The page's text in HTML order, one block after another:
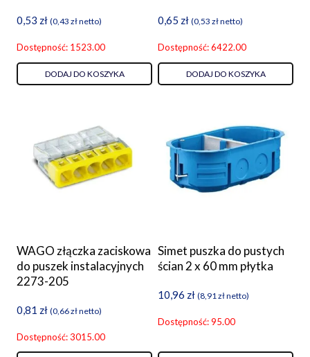
0,53 zł (0,43 złnetto)
Dostępność: 1523.00
DODAJ DO KOSZYKA
0,65 zł (0,53 złnetto)
Dostępność: 6422.00
DODAJ DO KOSZYKA
WAGO złączka zaciskowa
do puszek instalacyjnych
2273-205
0,81 zł (0,66złnetto)
Dostępność: 3015.00
Simet puszka do pustych
ścian 2 x 60 mm płytka
10,96 zł (8,91 złnetto)
Dostępność: 95.00